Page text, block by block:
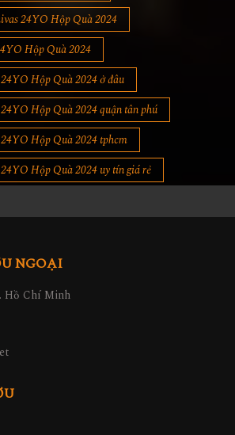
24YO Hộp Quà 2024
Hộp Quà 2024
Hộp Quà 2024 ở đâu
Hộp Quà 2024 quận tân phú
Hộp Quà 2024 tphcm
Hộp Quà 2024 uy tín giá rẻ
NGOẠI
Hồ Chí Minh